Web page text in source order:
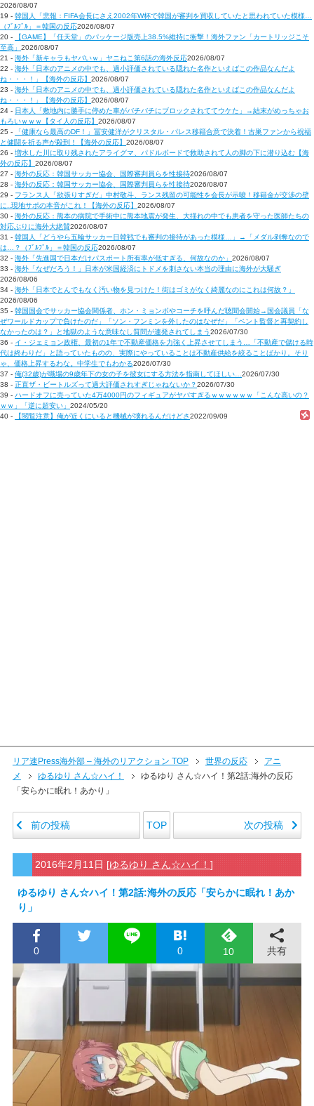
2026/08/07
19 - 韓国人「悲報：FIFA会長にさえ2002年W杯で韓国が審判を買収していたと思われていた模様…
（ﾌﾞﾙﾌﾞﾙ」＝韓国の反応2026/08/07
20 -
【GAME】「任天堂」のパッケージ版売上38.5%維持に衝撃！海外ファン「カートリッジこそ
至高」 2026/08/07
21 - 海外「新キャラもヤバいｗ」ヤニねこ第6話の海外反応2026/08/07
22 - 海外「日本のアニメの中でも、過小評価されている隠れた名作といえばこの作品なんだよ
ね・・・！」【海外の反応】 2026/08/07
23 - 海外「日本のアニメの中でも、過小評価されている隠れた名作といえばこの作品なんだよ
ね・・・！」【海外の反応】 2026/08/07
24 - 日本人「敷地内に勝手に停めた車がバチバチにブロックされててウケた」→結末がめっちゃお
もろいｗｗｗ【タイ人の反応】 2026/08/07
25 -
「健康なら最高のDF！」冨安健洋がクリスタル・パレス移籍合意で決着！古巣ファンから祝福
と健闘を祈る声が殺到！【海外の反応】 2026/08/07
26 - 増水した川に取り残されたアライグマ、パドルボードで救助されて人の脚の下に潜り込む【海
外の反応】 2026/08/07
27 - 海外の反応：韓国サッカー協会、国際審判員らを性接待2026/08/07
28 - 海外の反応：韓国サッカー協会、国際審判員らを性接待2026/08/07
29 - フランス人「欲張りすぎだ」中村敬斗、ランス残留の可能性を会長が示唆！移籍金が交渉の壁
に..現地サポの本音がこれ！【海外の反応】 2026/08/07
30 - 海外の反応：熊本の病院で手術中に熊本地震が発生、大揺れの中でも患者を守った医師たちの
対応ぶりに海外大絶賛2026/08/07
31 - 韓国人「どうやら五輪サッカー日韓戦でも審判の接待があった模様…」→「メダル剥奪なので
は…？（ﾌﾞﾙﾌﾞﾙ」＝韓国の反応2026/08/07
32 - 海外「先進国で日本だけパスポート所有率が低すぎる、何故なのか」 2026/08/07
33 - 海外「なぜだろう！」日本が米国経済にトドメを刺さない本当の理由に海外が大騒ぎ
2026/08/06
34 - 海外「日本でとんでもなく汚い物を見つけた！街はゴミがなく綺麗なのにこれは何故？」
2026/08/06
35 - 韓国国会でサッカー協会関係者、ホン・ミョンボやコーチを呼んだ聴聞会開始→国会議員「な
ぜワールドカップで負けたのだ」「ソン・フンミンを外したのはなぜだ」「ベント監督と再契約し
なかったのは？」と地獄のような意味なし質問が連発されてしまう2026/07/30
36 - イ・ジェミョン政権、最初の1年で不動産価格を力強く上昇させてしまう…「不動産で儲ける時
代は終わりだ」と語っていたものの、実際にやっていることは不動産供給を絞ることばかり。そり
ゃ、価格上昇するわな。中学生でもわかる2026/07/30
37 - 俺(32歳)が職場の9歳年下の女の子を彼女にする方法を指南してほしい…2026/07/30
38 - 正直ザ・ビートルズって過大評価されすぎじゃねないか？2026/07/30
39 - ハードオフに売っていた4万4000円のフィギュアがヤバすぎるｗｗｗｗｗｗ「こんな高いの？
ｗｗ」「逆に超安い」 2024/05/20
40 -
【閲覧注意】俺が近くにいると機械が壊れるんだけどさ2022/09/09
リア速Press海外部 – 海外のリアクション TOP 世界の反応
アニ
メ
ゆるゆり さん☆ハイ！
ゆるゆり さん☆ハイ！第2話:海外の反応
「安らかに眠れ！あかり」
前の投稿 TOP 次の投稿
2016年2月11日 [ゆるゆり さん☆ハイ！ ]
ゆるゆり さん☆ハイ！第2話:海外の反応「安らかに眠れ！あか
り」
0 0 10 共有